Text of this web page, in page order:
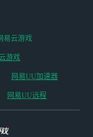
易云游戏
游戏
网易UU加速器
网易UU远程